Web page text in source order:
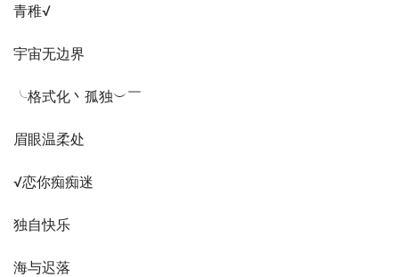
青稚√
宇宙无边界
╰格式化丶孤独︶￣
眉眼温柔处
√恋你痴痴迷
独自快乐
海与迟落